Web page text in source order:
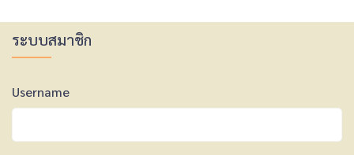
ระบบสมาชิก
Username